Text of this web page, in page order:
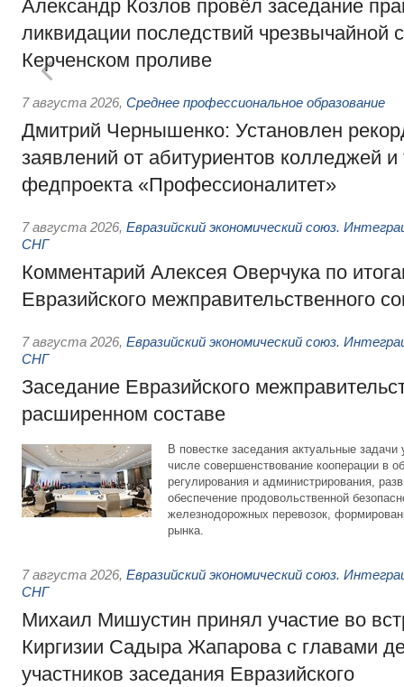
Александр Козлов провёл заседание
ликвидации последствий чрезвычайной
Керченском проливе
7 августа 2026, Среднее профессиональное образование
Дмитрий Чернышенко: Установлен
заявлений от абитуриентов колледжей и
федпроекта «Профессионалитет»
7 августа 2026, Евразийский экономический союз.
СНГ
Комментарий Алексея Оверчука по
Евразийского межправительственного
7 августа 2026, Евразийский экономический союз.
СНГ
Заседание Евразийского
расширенном составе
В повестке заседания актуальные задачи
числе совершенствование кооперации в
регулирования и администрирования,
обеспечение продовольственной
железнодорожных перевозок,
рынка.
7 августа 2026, Евразийский экономический союз.
СНГ
Михаил Мишустин принял участие во
Киргизии Садыра Жапарова с главами
участников заседания Евразийского